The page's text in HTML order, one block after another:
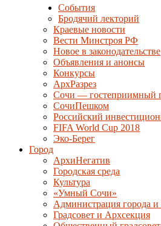
События
Бродячий лекторий
Краевые новости
Вести Минстроя РФ
Новое в законодательстве
Объявления и анонсы
Конкурсы
АрхРазрез
Сочи — гостеприимный
СочиПешком
Российский
FIFA World Cup 2018
Эко-Берег
Город
АрхиНегатив
Городская среда
Культура
«Умный Сочи»
Администрация города
Градсовет и Архсекция